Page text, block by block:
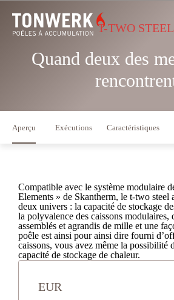
T-TWO STEEL
Quand deux des
Aperçu Exécutions Caractéristiques
Compatible avec le système modulaire
Elements » de Skantherm, le t-two steel
deux univers : la capacité de stockage
la polyvalence des caissons modulaires,
assemblés et agrandis de mille et une
poêle est ainsi pour ainsi dire fourni
caissons, vous avez même la possibilité
capacité de stockage de chaleur.
EUR